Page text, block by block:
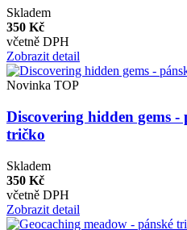
Skladem
350 Kč
včetně DPH
Zobrazit detail
Novinka TOP
Discovering hidden gems -
tričko
Skladem
350 Kč
včetně DPH
Zobrazit detail